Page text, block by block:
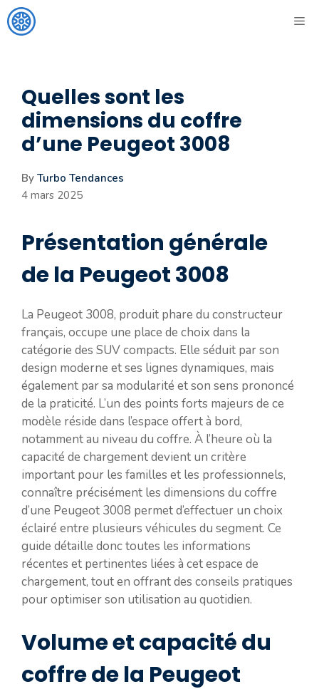
Aller
au
Quelles sont les
dimensions du coffre
d’une Peugeot 3008
By Turbo Tendances
4 mars 2025
Présentation générale
de la Peugeot 3008
La Peugeot 3008, produit phare du constructeur
français, occupe une place de choix dans la
catégorie des SUV compacts. Elle séduit par son
design moderne et ses lignes dynamiques, mais
également par sa modularité et son sens prononcé
de la praticité. L’un des points forts majeurs de ce
modèle réside dans l’espace offert à bord,
notamment au niveau du coffre. À l’heure où la
capacité de chargement devient un critère
important pour les familles et les professionnels,
connaître précisément les dimensions du coffre
d’une Peugeot 3008 permet d’effectuer un choix
éclairé entre plusieurs véhicules du segment. Ce
guide détaille donc toutes les informations
récentes et pertinentes liées à cet espace de
chargement, tout en offrant des conseils pratiques
pour optimiser son utilisation au quotidien.
Volume et capacité du
coffre de la Peugeot